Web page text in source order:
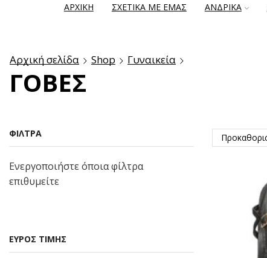
ΑΡΧΙΚΗ ΣΧΕΤΙΚΑ ΜΕ ΕΜΑΣ ΑΝΔΡΙΚΆ
Αρχική σελίδα Shop Γυναικεία
ΓΌΒΕΣ
ΦΙΛΤΡΑ
Ενεργοποιήστε όποια φίλτρα
επιθυμείτε
ΕΎΡΟΣ ΤΙΜΉΣ